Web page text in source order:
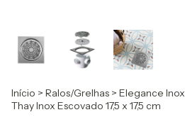
Início > Ralos/Grelhas > Elegance Inox
Thay Inox Escovado 17,5 x 17,5 cm